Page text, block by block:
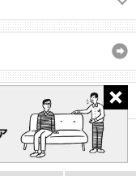
プライバシーポリシー